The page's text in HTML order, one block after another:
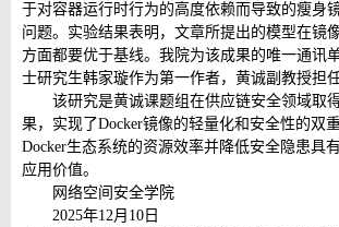
于对容器运行时行为的高度依赖而导致的瘦身
问题。实验结果表明，文章所提出的模型在镜
方面都要优于基线。我院为该成果的唯一通讯
士研究生韩家璇作为第一作者，黄诚副教授担
该研究是黄诚课题组在供应链安全领域取
果，实现了Docker镜像的轻量化和安全性的双
Docker生态系统的资源效率并降低安全隐患具
应用价值。
网络空间安全学院
2025年12月10日